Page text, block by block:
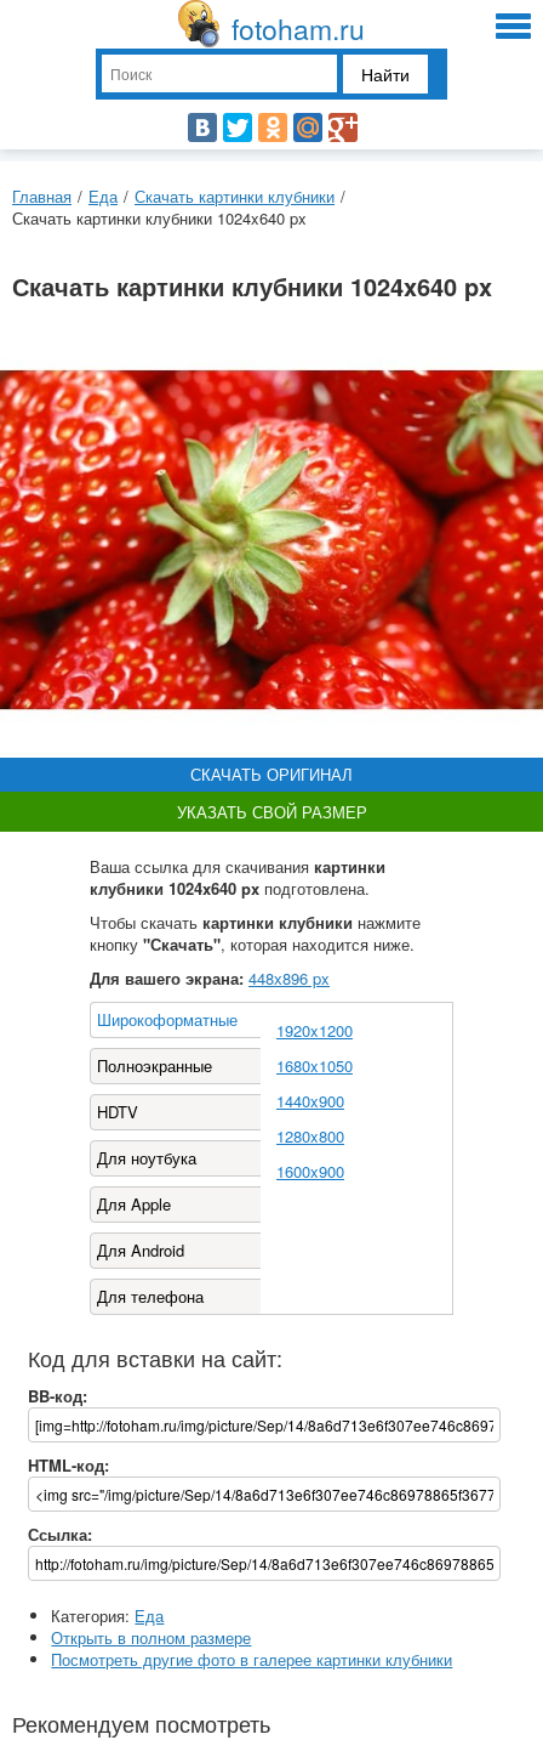
fotoham.ru
Найти
Главная / Еда / Скачать картинки клубники /
Скачать картинки клубники 1024x640 px
Скачать картинки клубники 1024x640 px
СКАЧАТЬ ОРИГИНАЛ
УКАЗАТЬ СВОЙ РАЗМЕР
Ваша ссылка для скачивания картинки
клубники 1024x640 px подготовлена.
Чтобы скачать картинки клубники нажмите
кнопку "Скачать", которая находится ниже.
Для вашего экрана: 448х896 px
Широкоформатные
Полноэкранные
HDTV
Для ноутбука
Для Apple
Для Android
Для телефона
1920x1200
1680x1050
1440x900
1280x800
1600x900
Код для вставки на сайт:
BB-код:
HTML-код:
Ссылка:
Категория: Еда
Открыть в полном размере
Посмотреть другие фото в галерее картинки клубники
Рекомендуем посмотреть